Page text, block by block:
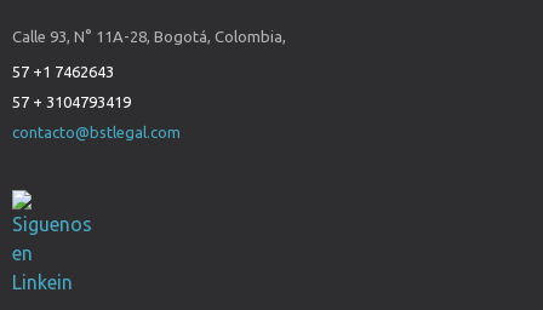
Calle 93, N° 11A-28, Bogotá, Colombia,
57 +1 7462643
57 + 3104793419
contacto@bstlegal.com